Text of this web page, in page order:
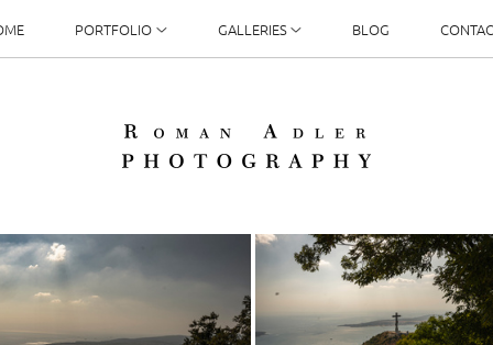
PORTFOLIO GALLERIES BLOG